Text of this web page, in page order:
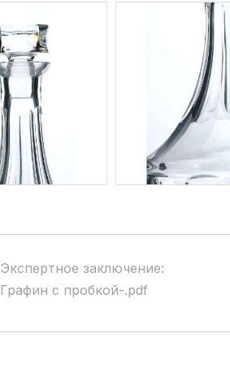
Экспертное заключение:
Графин с пробкой-.pdf